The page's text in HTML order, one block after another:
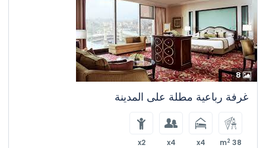
8
غرفة رباعية مطلة على المدينة
38 m
2
x4
x4
x2